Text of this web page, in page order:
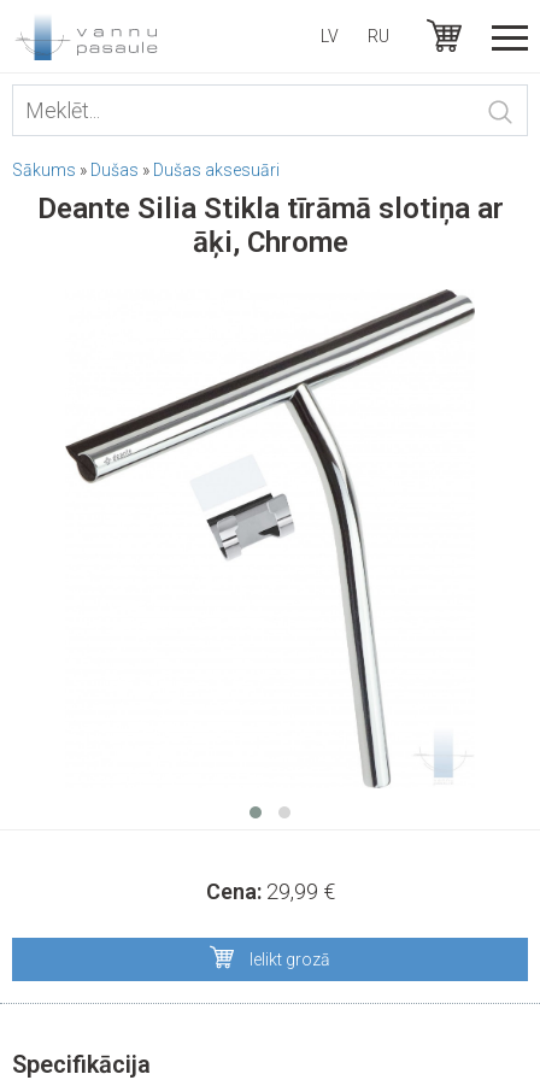
LV RU
Sākums » Dušas » Dušas aksesuāri
Deante Silia Stikla tīrāmā slotiņa ar
āķi, Chrome
Cena: 29,99 €
Ielikt grozā
Specifikācija